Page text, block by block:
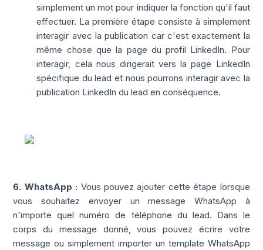
simplement un mot pour indiquer la fonction qu'il faut
effectuer. La première étape consiste à simplement
interagir avec la publication car c'est exactement la
même chose que la page du profil LinkedIn. Pour
interagir, cela nous dirigerait vers la page LinkedIn
spécifique du lead et nous pourrons interagir avec la
publication LinkedIn du lead en conséquence.
6. WhatsApp : Vous pouvez ajouter cette étape lorsque
vous souhaitez envoyer un message WhatsApp à
n'importe quel numéro de téléphone du lead. Dans le
corps du message donné, vous pouvez écrire votre
message ou simplement importer un template WhatsApp